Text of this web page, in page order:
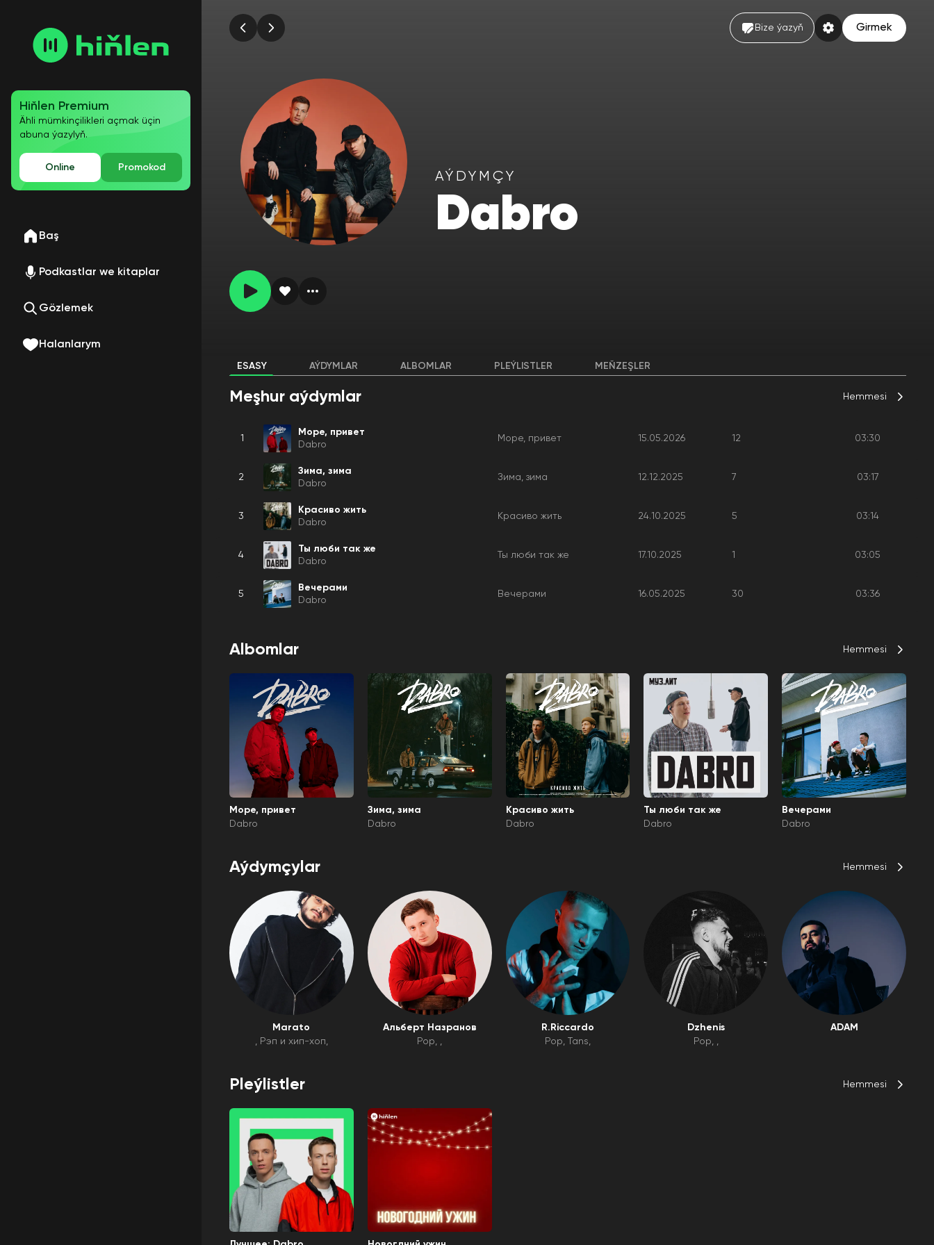
Hiňlen Premium
Ähli mümkinçilikleri açmak üçin
abuna ýazylyň.
Online Promokod
Baş
Podkastlar we kitaplar
Gözlemek
Halanlarym
Bize ýazyň Girmek
AÝDYMÇY
Dabro
ESASY AÝDYMLAR ALBOMLAR PLEÝLISTLER MEŇZEŞLER
Meşhur aýdymlar Hemmesi
1
Море, привет
Dabro
Море, привет 15.05.2026 12 03:30
2
Зима, зима
Dabro
Зима, зима 12.12.2025 7 03:17
3
Красиво жить
Dabro
Красиво жить 24.10.2025 5 03:14
4
Ты люби так же
Dabro
Ты люби так же 17.10.2025 1 03:05
5
Вечерами
Dabro
Вечерами 16.05.2025 30 03:36
Albomlar Hemmesi
Море, привет
Dabro
Зима, зима
Dabro
Красиво жить
Dabro
Ты люби так же
Dabro
Вечерами
Dabro
Aýdymçylar Hemmesi
Marato
Рэп и хип-хоп
Альберт Назранов
Pop
R.Riccardo
Pop Tans
Dzhenis
Pop
ADAM
Pleýlistler Hemmesi